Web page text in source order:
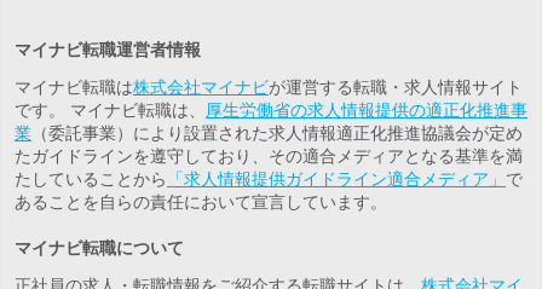
マイナビ転職運営者情報
マイナビ転職は株式会社マイナビが運営する転職・求人情報サイト
です。 マイナビ転職は、
厚生労働省の求人情報提供の適正化推進事
業 （委託事業）により設置された求人情報適正化推進協議会が定め
たガイドラインを遵守しており、その適合メディアとなる基準を満
たしていることから
「求人情報提供ガイドライン適合メディア」 で
あることを自らの責任において宣言しています。
マイナビ転職について